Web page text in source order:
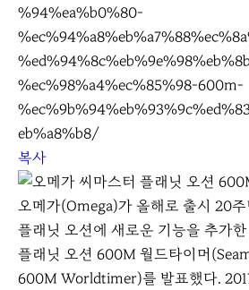
h
a
r
e
%94%ea%b0%80-
%ec%98%a4%ec%85%98-600m-
eb%a8%b8/
복사
오메가(Omega)가 올해로 출시 20
플래닛 오션에 새로운 기능을 추가
플래닛 오션 600M 월드타이머
600M Worldtimer)를 발표했다.